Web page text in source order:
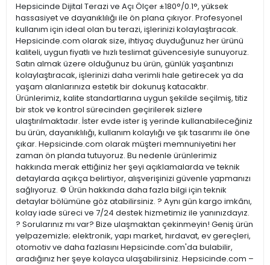
Hepsicinde Dijital Terazi ve Açı Ölçer ±180°/0.1°, yüksek
hassasiyet ve dayanıklılığı ile ön plana çıkıyor. Profesyonel
kullanım için ideal olan bu terazi, işlerinizi kolaylaştıracak.
Hepsicinde.com olarak size, ihtiyaç duyduğunuz her ürünü
kaliteli, uygun fiyatlı ve hızlı teslimat güvencesiyle sunuyoruz.
Satın almak üzere olduğunuz bu ürün, günlük yaşantınızı
kolaylaştıracak, işlerinizi daha verimli hale getirecek ya da
yaşam alanlarınıza estetik bir dokunuş katacaktır.
Ürünlerimiz, kalite standartlarına uygun şekilde seçilmiş, titiz
bir stok ve kontrol sürecinden geçirilerek sizlere
ulaştırılmaktadır. İster evde ister iş yerinde kullanabileceğiniz
bu ürün, dayanıklılığı, kullanım kolaylığı ve şık tasarımı ile öne
çıkar. Hepsicinde.com olarak müşteri memnuniyetini her
zaman ön planda tutuyoruz. Bu nedenle ürünlerimiz
hakkında merak ettiğiniz her şeyi açıklamalarda ve teknik
detaylarda açıkça belirtiyor, alışverişinizi güvenle yapmanızı
sağlıyoruz. ⚙️ Ürün hakkında daha fazla bilgi için teknik
detaylar bölümüne göz atabilirsiniz. ? Aynı gün kargo imkânı,
kolay iade süreci ve 7/24 destek hizmetimiz ile yanınızdayız.
? Sorularınız mı var? Bize ulaşmaktan çekinmeyin! Geniş ürün
yelpazemizle; elektronik, yapı market, hırdavat, ev gereçleri,
otomotiv ve daha fazlasını Hepsicinde.com'da bulabilir,
aradığınız her şeye kolayca ulaşabilirsiniz. Hepsicinde.com –